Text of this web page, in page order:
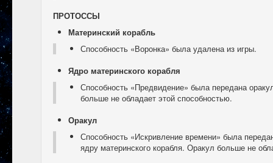
ПРОТОССЫ
Материнский корабль
Способность «Воронка» была удалена из игры.
Ядро материнского корабля
Способность «Предвидение» была передана
больше не обладает этой способностью.
Оракул
Способность «Искривление времени» была
ядру материнского корабля. Оракул больше не